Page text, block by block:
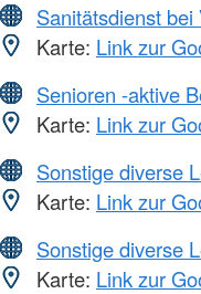
Sanitätsdienst
Karte: Link zur
Senioren -aktive
Karte: Link zur
Sonstige diverse
Karte: Link zur
Sonstige diverse
Karte: Link zur